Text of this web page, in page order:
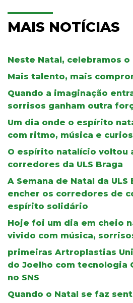
MAIS NOTÍCIAS
Neste Natal, celebramos o
Mais talento, mais
Quando a imaginação
sorrisos ganham outra
Um dia onde o espírito
com ritmo, música e
O espírito natalício voltou
corredores da ULS Braga
A Semana de Natal da
encher os corredores de
espírito solidário
Hoje foi um dia em cheio
vivido com música,
primeiras Artroplastias
do Joelho com tecnologia
no SNS
Quando o Natal se faz